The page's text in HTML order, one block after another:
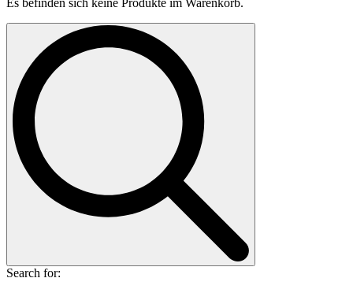
Es befinden sich keine Produkte im Warenkorb.
Search for: